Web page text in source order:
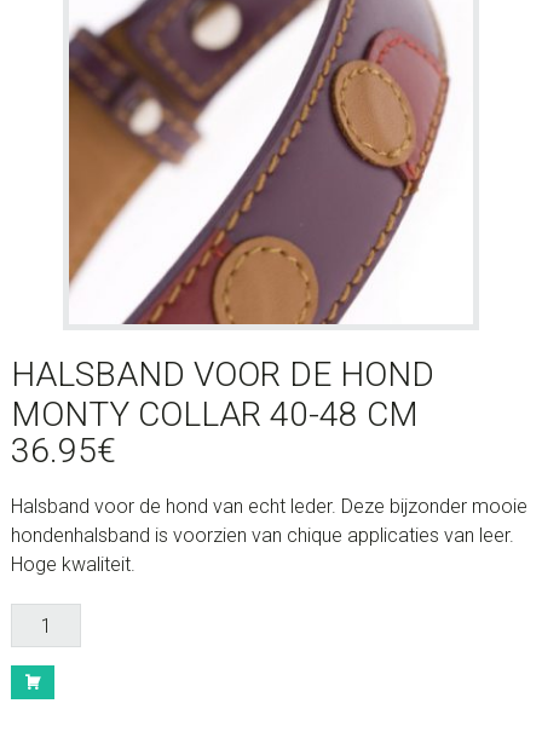
HALSBAND VOOR DE HOND
MONTY COLLAR 40-48 CM
36.95€
Halsband voor de hond van echt leder. Deze bijzonder mooie
hondenhalsband is voorzien van chique applicaties van leer.
Hoge kwaliteit.
Halsband
voor
de
hond